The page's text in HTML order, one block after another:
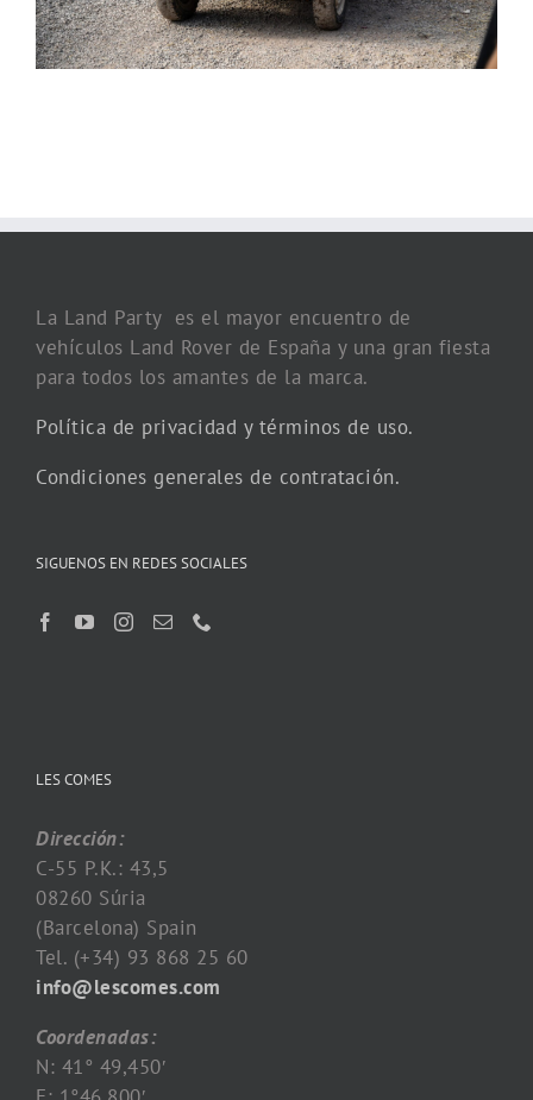
La Land Party es el mayor encuentro de
vehículos Land Rover de España y una gran fiesta
para todos los amantes de la marca.
Política de privacidad y términos de uso.
Condiciones generales de contratación.
SIGUENOS EN REDES SOCIALES
LES COMES
Dirección:
C-55 P.K.: 43,5
08260 Súria
(Barcelona) Spain
Tel. (+34) 93 868 25 60
info@lescomes.com
Coordenadas:
N: 41° 49,450′